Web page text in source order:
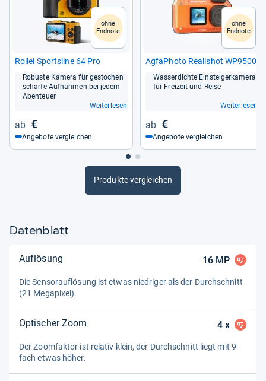
ohne
Endnote
Rol­lei Sports­line 64 Pro
Robuste Kamera für gesto­chen
scharfe Auf­nah­men bei jedem
Aben­teuer
Weiterlesen
€
Angebote vergleichen
ohne
Endnote
Agfa­Photo Rea­lis­hot WP9500
Was­ser­dichte Ein­stei­ger­ka­mera
für Frei­zeit und Reise
Weiterlesen
€
Angebote vergleichen
Produkte vergleichen
Datenblatt
Auflösung 16MP
Die Sen­sorauf­lö­sung ist etwas nied­ri­ger als der Durch­schnitt
(21 Mega­pi­xel).
Optischer Zoom 4x
Der Zoom­fak­tor ist rela­tiv klein, der Durch­schnitt liegt mit 9-​
fach etwas höher.